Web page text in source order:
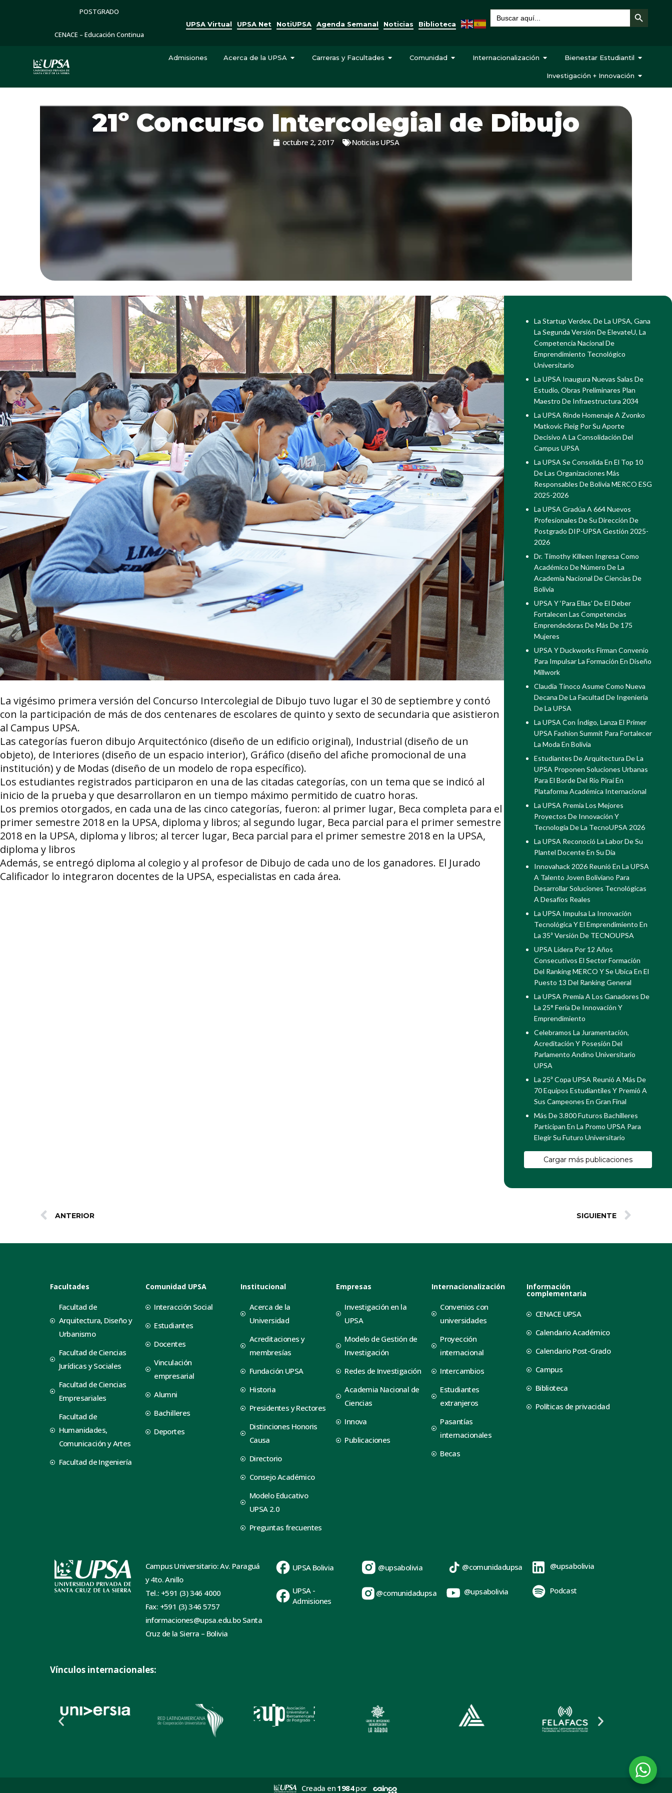
POSTGRADO
CENACE – Educación Continua
UPSA Virtual UPSA Net NotiUPSA Agenda Semanal Noticias Biblioteca
Buscar: Botón de búsqueda
Admisiones Acerca de la UPSA Carreras y Facultades Comunidad Internacionalización Bienestar Estudiantil
Investigación + Innovación
21º Concurso Intercolegial de Dibujo
octubre 2, 2017 Noticias UPSA
La vigésimo primera versión del Concurso Intercolegial de Dibujo tuvo lugar el 30 de septiembre y contó
con la participación de más de dos centenares de escolares de quinto y sexto de secundaria que asistieron
al Campus UPSA.
Las categorías fueron dibujo Arquitectónico (diseño de un edificio original), Industrial (diseño de un
objeto), de Interiores (diseño de un espacio interior), Gráfico (diseño del afiche promocional de una
institución) y de Modas (diseño de un modelo de ropa específico).
Los estudiantes registrados participaron en una de las citadas categorías, con un tema que se indicó al
inicio de la prueba y que desarrollaron en un tiempo máximo permitido de cuatro horas.
Los premios otorgados, en cada una de las cinco categorías, fueron: al primer lugar, Beca completa para el
primer semestre 2018 en la UPSA, diploma y libros; al segundo lugar, Beca parcial para el primer semestre
2018 en la UPSA, diploma y libros; al tercer lugar, Beca parcial para el primer semestre 2018 en la UPSA,
diploma y libros
Además, se entregó diploma al colegio y al profesor de Dibujo de cada uno de los ganadores. El Jurado
Calificador lo integraron docentes de la UPSA, especialistas en cada área.
La Startup Verdex, De La UPSA, Gana
La Segunda Versión De ElevateU, La
Competencia Nacional De
Emprendimiento Tecnológico
Universitario
La UPSA Inaugura Nuevas Salas De
Estudio, Obras Preliminares Plan
Maestro De Infraestructura 2034
La UPSA Rinde Homenaje A Zvonko
Matkovic Fleig Por Su Aporte
Decisivo A La Consolidación Del
Campus UPSA
La UPSA Se Consolida En El Top 10
De Las Organizaciones Más
Responsables De Bolivia MERCO ESG
2025-2026
La UPSA Gradúa A 664 Nuevos
Profesionales De Su Dirección De
Postgrado DIP-UPSA Gestión 2025-
2026
Dr. Timothy Killeen Ingresa Como
Académico De Número De La
Academia Nacional De Ciencias De
Bolivia
UPSA Y ‘Para Ellas’ De El Deber
Fortalecen Las Competencias
Emprendedoras De Más De 175
Mujeres
UPSA Y Duckworks Firman Convenio
Para Impulsar La Formación En Diseño
Millwork
Claudia Tinoco Asume Como Nueva
Decana De La Facultad De Ingeniería
De La UPSA
La UPSA Con Índigo, Lanza El Primer
UPSA Fashion Summit Para Fortalecer
La Moda En Bolivia
Estudiantes De Arquitectura De La
UPSA Proponen Soluciones Urbanas
Para El Borde Del Río Piraí En
Plataforma Académica Internacional
La UPSA Premia Los Mejores
Proyectos De Innovación Y
Tecnología De La TecnoUPSA 2026
La UPSA Reconoció La Labor De Su
Plantel Docente En Su Día
Innovahack 2026 Reunió En La UPSA
A Talento Joven Boliviano Para
Desarrollar Soluciones Tecnológicas
A Desafíos Reales
La UPSA Impulsa La Innovación
Tecnológica Y El Emprendimiento En
La 35ª Versión De TECNOUPSA
UPSA Lidera Por 12 Años
Consecutivos El Sector Formación
Del Ranking MERCO Y Se Ubica En El
Puesto 13 Del Ranking General
La UPSA Premia A Los Ganadores De
La 25° Feria De Innovación Y
Emprendimiento
Celebramos La Juramentación,
Acreditación Y Posesión Del
Parlamento Andino Universitario
UPSA
La 25ª Copa UPSA Reunió A Más De
70 Equipos Estudiantiles Y Premió A
Sus Campeones En Gran Final
Más De 3.800 Futuros Bachilleres
Participan En La Promo UPSA Para
Elegir Su Futuro Universitario
Cargar más publicaciones
ANTERIOR SIGUIENTE
Facultades
Facultad de
Arquitectura, Diseño y
Urbanismo
Facultad de Ciencias
Jurídicas y Sociales
Facultad de Ciencias
Empresariales
Facultad de
Humanidades,
Comunicación y Artes
Facultad de Ingeniería
Comunidad UPSA
Interacción Social
Estudiantes
Docentes
Vinculación
empresarial
Alumni
Bachilleres
Deportes
Institucional
Acerca de la
Universidad
Acreditaciones y
membresías
Fundación UPSA
Historia
Presidentes y Rectores
Distinciones Honoris
Causa
Directorio
Consejo Académico
Modelo Educativo
UPSA 2.0
Preguntas frecuentes
Empresas
Investigación en la
UPSA
Modelo de Gestión de
Investigación
Redes de Investigación
Academia Nacional de
Ciencias
Innova
Publicaciones
Internacionalización
Convenios con
universidades
Proyección
internacional
Intercambios
Estudiantes
extranjeros
Pasantías
internacionales
Becas
Información
complementaria
CENACE UPSA
Calendario Académico
Calendario Post-Grado
Campus
Biblioteca
Políticas de privacidad
Campus Universitario: Av. Paraguá
y 4to. Anillo
Tel.: +591 (3) 346 4000
Fax: +591 (3) 346 5757
informaciones@upsa.edu.bo Santa
Cruz de la Sierra – Bolivia
UPSA Bolivia
UPSA -
Admisiones
@upsabolivia
@comunidadupsa
@comunidadupsa
@upsabolivia
@upsabolivia
Podcast
Vínculos internacionales:
Creada en 1984por